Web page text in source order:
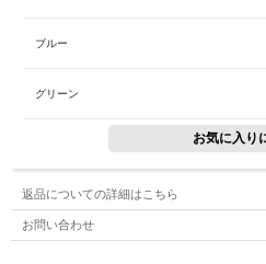
ブルー
グリーン
返品についての詳細はこちら
お問い合わせ